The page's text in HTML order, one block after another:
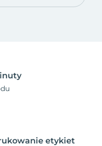
etykiet